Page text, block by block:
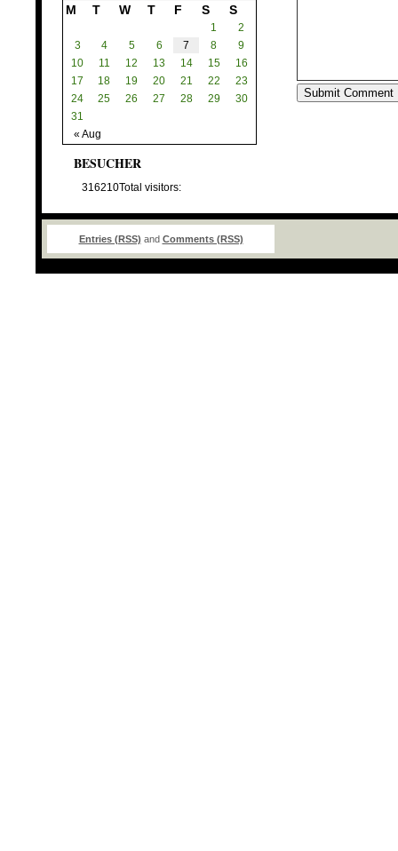
M
T W T F S S
« Aug
1
2
3
4 5 6 7 8
9
10
11 12 13 14 15
16
17
18 19 20 21 22
23
24
25 26 27 28 29
30
31
BESUCHER
316210Total visitors:
Entries (RSS) and Comments (RSS)